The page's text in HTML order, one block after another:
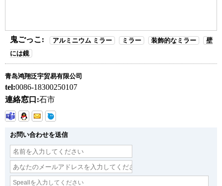
鬼ごっこ: アルミニウム ミラー ミラー 装飾的なミラー
壁
には鏡
青岛鸿翔泛宇贸易有限公司
tel:0086-18300250107
連絡窓口:石市
お問い合わせを送信